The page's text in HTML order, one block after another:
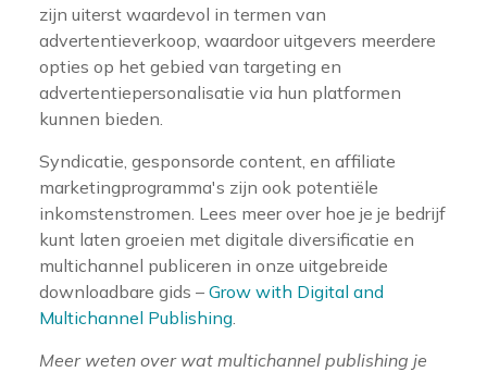
zijn uiterst waardevol in termen van
advertentieverkoop, waardoor uitgevers meerdere
opties op het gebied van targeting en
advertentiepersonalisatie via hun platformen
kunnen bieden.
Syndicatie, gesponsorde content, en affiliate
marketingprogramma's zijn ook potentiële
inkomstenstromen. Lees meer over hoe je je bedrijf
kunt laten groeien met digitale diversificatie en
multichannel publiceren in onze uitgebreide
downloadbare gids – Grow with Digital and
Multichannel Publishing
Meer weten over wat multichannel publishing je